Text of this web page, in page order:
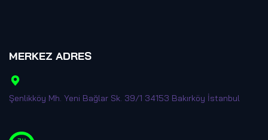
MERKEZ ADRES
Şenlikköy Mh. Yeni Bağlar Sk. 39/1 34153 Bakırköy İstanbul